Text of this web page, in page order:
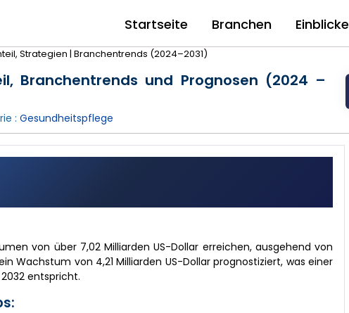
Startseite Branchen Einblicke
Strategien | Branchentrends (2024–2031)
Branchentrends und Prognosen (2024 –
: Gesundheitspflege
von über 7,02 Milliarden US-Dollar erreichen, ausgehend von
Wachstum von 4,21 Milliarden US-Dollar prognostiziert, was einer
entspricht.